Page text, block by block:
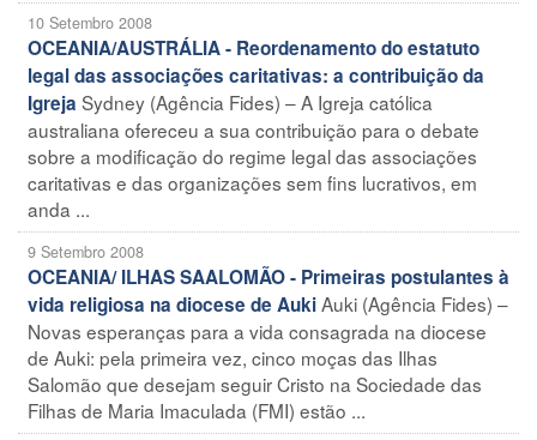
10 Setembro 2008
OCEANIA/AUSTRÁLIA - Reordenamento do estatuto
legal das associações caritativas: a contribuição da
Igreja Sydney (Agência Fides) – A Igreja católica
australiana ofereceu a sua contribuição para o debate
sobre a modificação do regime legal das associações
caritativas e das organizações sem fins lucrativos, em
anda ...
9 Setembro 2008
OCEANIA/ ILHAS SAALOMÃO - Primeiras postulantes à
vida religiosa na diocese de AukiAuki (Agência Fides) –
Novas esperanças para a vida consagrada na diocese
de Auki: pela primeira vez, cinco moças das Ilhas
Salomão que desejam seguir Cristo na Sociedade das
Filhas de Maria Imaculada (FMI) estão ...